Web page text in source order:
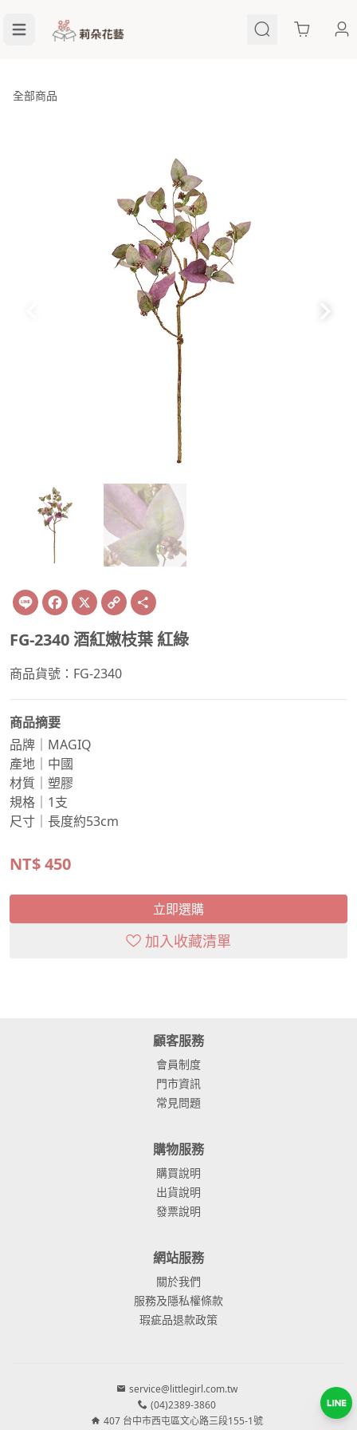
Cart
全部商品
Line Facebook
X Copy
Link
FG-2340 酒紅嫩枝葉 紅綠
商品貨號：FG-2340
商品摘要
品牌｜MAGIQ
產地｜中國
材質｜塑膠
規格｜1支
尺寸｜長度約53cm
NT$450
立即選購
加入收藏清單
顧客服務
會員制度
門市資訊
常見問題
購物服務
購買說明
出貨說明
發票說明
網站服務
關於我們
服務及隱私權條款
瑕疵品退款政策
service@littlegirl.com.tw
(04)2389-3860
407 台中市西屯區文心路三段155-1號